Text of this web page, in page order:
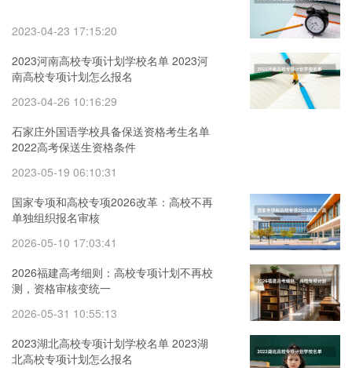
2023-04-23 17:15:20
2023河南高校专项计划学校名单 2023河
南高校专项计划怎么报名
2023-04-26 10:16:29
石家庄外国语学校具备保送资格考生名单
2022高考保送生资格条件
2023-05-19 06:10:31
国家专项和高校专项2026改革：高校不再
单独组织报名审核
2026-05-10 17:03:41
2026福建高考细则：高校专项计划不再校
测，资格审核变统一
2026-05-31 10:55:13
2023湖北高校专项计划学校名单 2023湖
北高校专项计划怎么报名